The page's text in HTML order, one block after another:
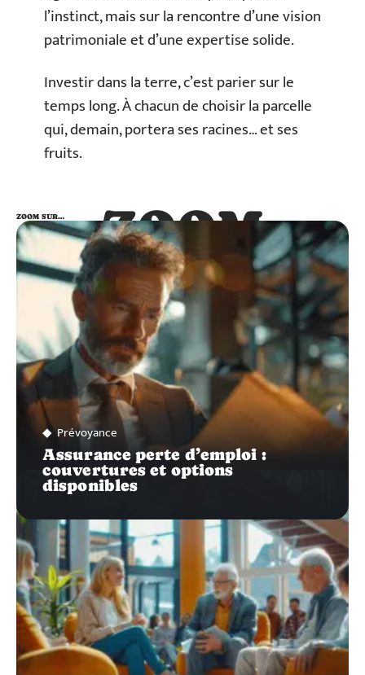
l’instinct, mais sur la rencontre d’une vision
patrimoniale et d’une expertise solide.
Investir dans la terre, c’est parier sur le
temps long. À chacun de choisir la parcelle
qui, demain, portera ses racines… et ses
fruits.
ZOOM
SUR…
ZOOM SUR…
Prévoyance
Assurance perte d’emploi :
couvertures et options
disponibles